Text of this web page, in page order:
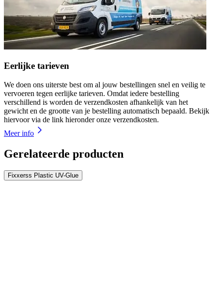
Eerlijke tarieven
We doen ons uiterste best om al jouw bestellingen snel en veilig te
vervoeren tegen eerlijke tarieven. Omdat iedere bestelling
verschillend is worden de verzendkosten afhankelijk van het
gewicht en de grootte van je bestelling automatisch bepaald. Bekijk
hiervoor via de link hieronder onze verzendkosten.
Meer info
Gerelateerde producten
Fixxerss Plastic UV-Glue